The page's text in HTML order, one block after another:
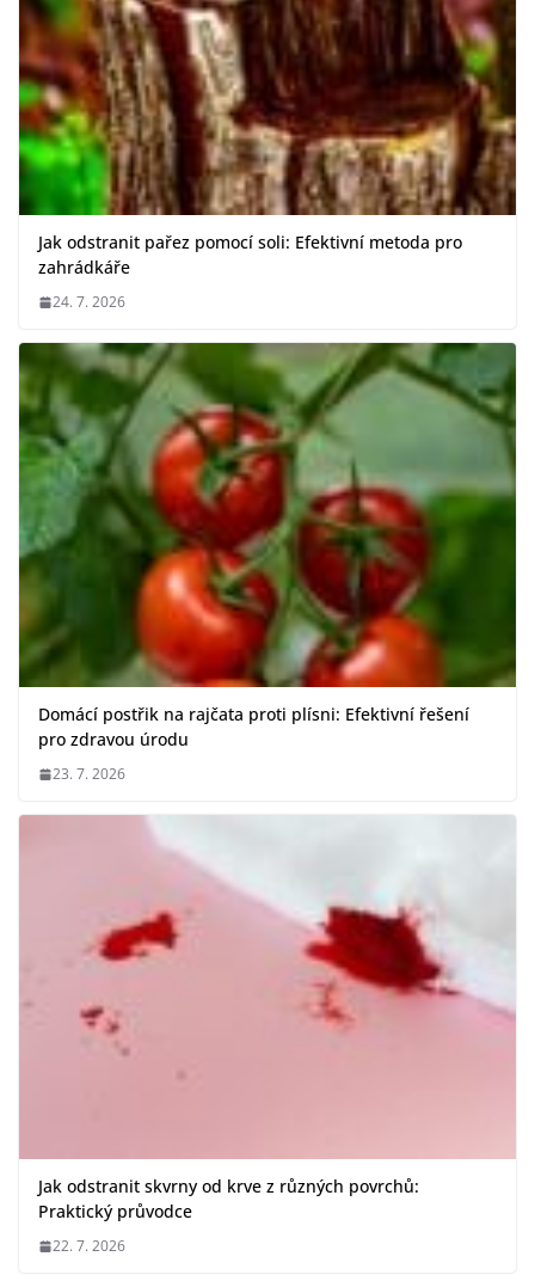
Jak odstranit pařez pomocí soli: Efektivní metoda pro
zahrádkáře
24. 7. 2026
Domácí postřik na rajčata proti plísni: Efektivní řešení
pro zdravou úrodu
23. 7. 2026
Jak odstranit skvrny od krve z různých povrchů:
Praktický průvodce
22. 7. 2026